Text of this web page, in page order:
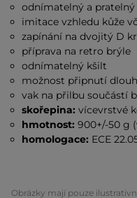
odnímatelný a
imitace vzhledu kůže
zapínání na dvojitý D
příprava na retro brýle
odnímatelný kšilt
možnost připnutí
vak na přilbu součástí
skořepina:vícevrstvé
hmotnost: 900+/-50 g
homologace: ECE
Obrázky mají pouze